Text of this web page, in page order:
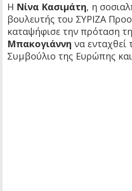
Η Νίνα Κασιμάτη, η
βουλευτής του ΣΥΡΙΖΑ
καταψήφισε την πρόταση
Μπακογιάννη να
Συμβούλιο της Ευρώπης και